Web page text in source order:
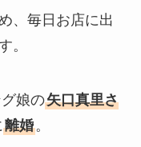
、毎日お店に出
。
娘の矢口真里さ
離婚。